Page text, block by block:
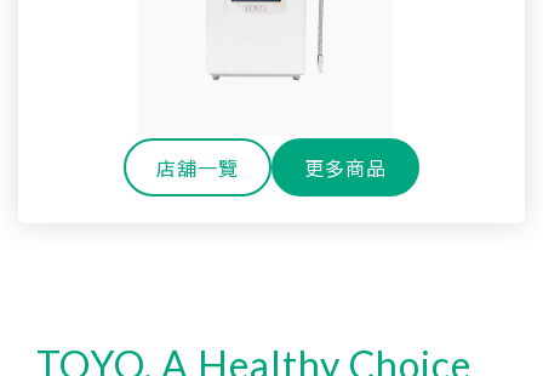
還元水素水生成器TW-H1
SPACO 櫥下型-RO直輸淨水器 R1 (800G)
櫥下型雙溫熱飲機 H-301
全戶式淨軟水除氯系統 TYR-450S
淨水御守-全效能御守濾心
OMAMORI-JC
戶外休閒環保雙層玻璃水瓶
Super Water mini次氯酸水生成器
店舖一覽 更多商品
TOYO, A Healthy Choice